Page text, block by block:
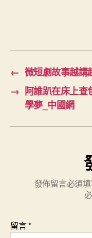
← 微短劇故事越講
→ 阿誰趴在床上查
學夢_中國網
發佈留言必須
留言*